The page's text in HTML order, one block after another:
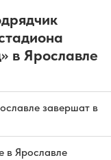
в Ярославле
завершат в
в Ярославле